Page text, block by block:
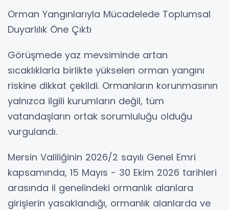
Orman Yangınlarıyla Mücadelede Toplumsal
Duyarlılık Öne Çıktı
Görüşmede yaz mevsiminde artan
sıcaklıklarla birlikte yükselen orman yangını
riskine dikkat çekildi. Ormanların korunmasının
yalnızca ilgili kurumların değil, tüm
vatandaşların ortak sorumluluğu olduğu
vurgulandı.
Mersin Valiliğinin 2026/2 sayılı Genel Emri
kapsamında, 15 Mayıs - 30 Ekim 2026 tarihleri
arasında il genelindeki ormanlık alanlara
girişlerin yasaklandığı, ormanlık alanlarda ve